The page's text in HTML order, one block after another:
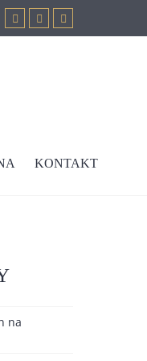
KONTAKT
na